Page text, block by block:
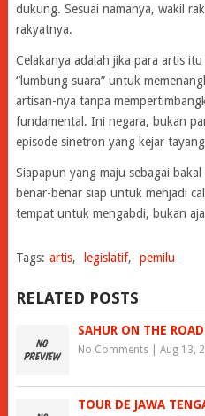
dukung. Sesuai namanya, wakil
rakyatnya.
Celakanya adalah jika para artis
“lumbung suara” untuk
artisan-nya tanpa
fundamental. Ini negara, bukan
episode sinetron yang kejar
Siapapun yang maju sebagai
benar-benar siap untuk menjadi
tempat untuk mengabdi, bukan
Tags: artis, legislatif, pemilu
RELATED POSTS
SAHUR ON THE ROAD
No Comments| Aug 13,
TOUR DE JAWA